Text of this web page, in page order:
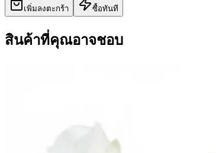
เพิ่มลงตะกร้า ซื้อทันที
สินค้าที่คุณอาจชอบ